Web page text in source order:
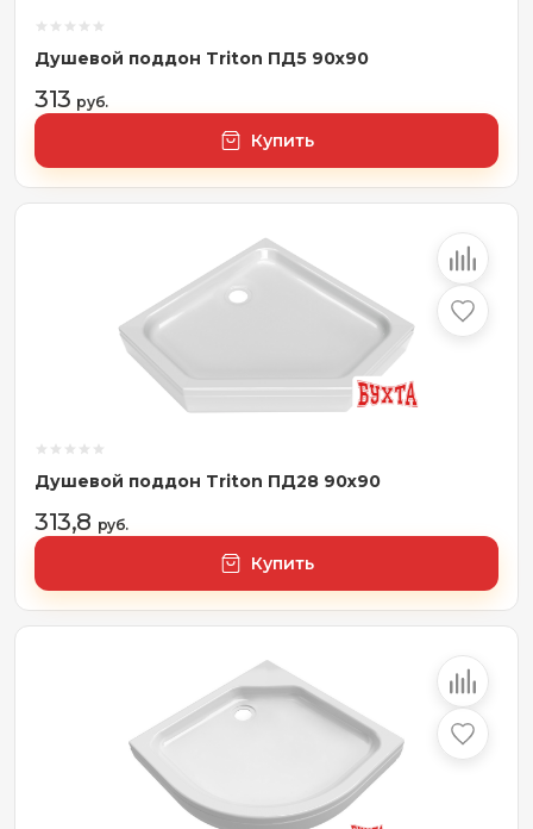
Душевой поддон Triton ПД5 90x90
313 руб.
Купить
Душевой поддон Triton ПД28 90x90
313,8 руб.
Купить